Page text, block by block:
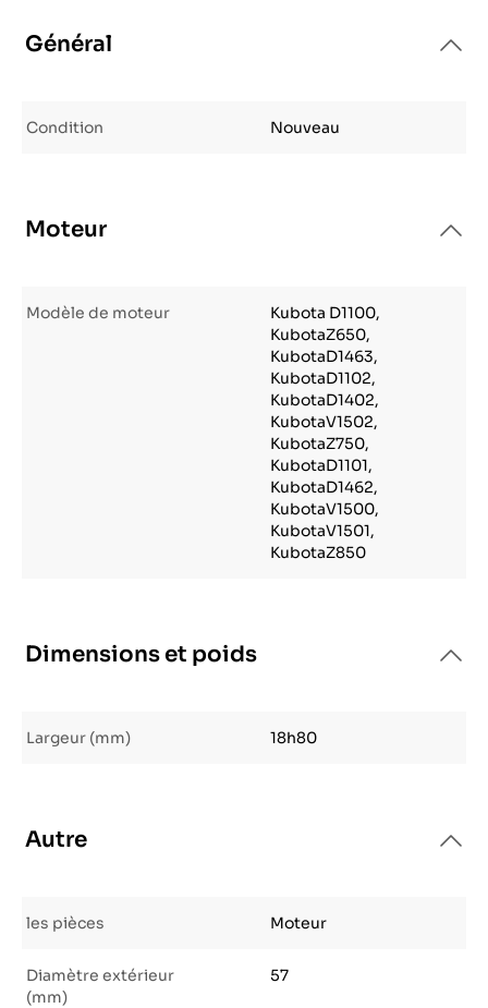
Général
Condition Nouveau
Moteur
Modèle de moteur
Kubota D1100,
KubotaZ650,
KubotaD1463,
KubotaD1102,
KubotaD1402,
KubotaV1502,
KubotaZ750,
KubotaD1101,
KubotaD1462,
KubotaV1500,
KubotaV1501,
KubotaZ850
Dimensions et poids
Largeur (mm) 18h80
Autre
les pièces Moteur
Diamètre extérieur
(mm)
57